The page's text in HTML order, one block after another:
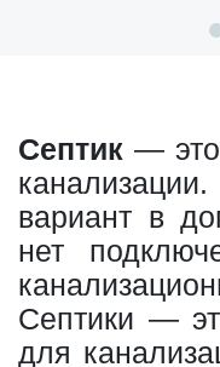
Септик — это
вариант в
нет
Септики —
для